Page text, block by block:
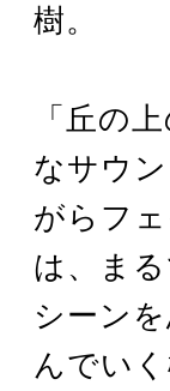
樹。
「丘の
なサウ
がらフ
は、ま
シーン
んでい